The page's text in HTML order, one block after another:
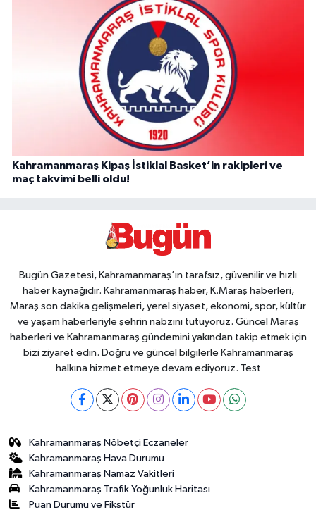
Kahramanmaraş Kipaş İstiklal Basket’in rakipleri ve
maç takvimi belli oldu!
Bugün Gazetesi, Kahramanmaraş’ın tarafsız, güvenilir ve hızlı
haber kaynağıdır. Kahramanmaraş haber, K.Maraş haberleri,
Maraş son dakika gelişmeleri, yerel siyaset, ekonomi, spor, kültür
ve yaşam haberleriyle şehrin nabzını tutuyoruz. Güncel Maraş
haberleri ve Kahramanmaraş gündemini yakından takip etmek için
bizi ziyaret edin. Doğru ve güncel bilgilerle Kahramanmaraş
halkına hizmet etmeye devam ediyoruz. Test
Kahramanmaraş Nöbetçi Eczaneler
Kahramanmaraş Hava Durumu
Kahramanmaraş Namaz Vakitleri
Kahramanmaraş Trafik Yoğunluk Haritası
Puan Durumu ve Fikstür